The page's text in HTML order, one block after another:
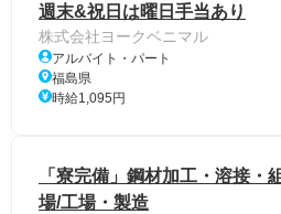
週末&祝日は曜日手当あり
株式会社ヨークベニマル
アルバイト・パート
福島県
時給1,095円
「寮完備」鋼材加工・溶接・
場/工場・製造